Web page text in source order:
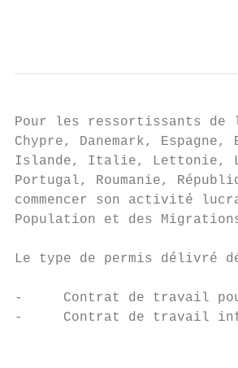
Pour les ressortissants de
Chypre, Danemark,
Islande, Italie, Lettonie,
Portugal, Roumanie,
commencer son activité
Population et des Migrations
Le type de permis délivré
-     Contrat de travail
-     Contrat de travail